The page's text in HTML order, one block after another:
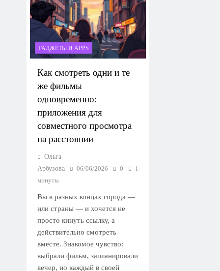
ГАДЖЕТЫ И APPS
Как смотреть одни и те
же фильмы
одновременно:
приложения для
совместного просмотра
на расстоянии
Ольга
Арбузова
06/06/2026 0
1
минуты
Вы в разных концах города —
или страны — и хочется не
просто кинуть ссылку, а
действительно смотреть
вместе. Знакомое чувство:
выбрали фильм, запланировали
вечер, но каждый в своей